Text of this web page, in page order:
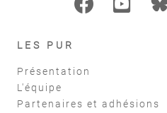
LES PUR
Présentation
L'équipe
Partenaires et adhésions